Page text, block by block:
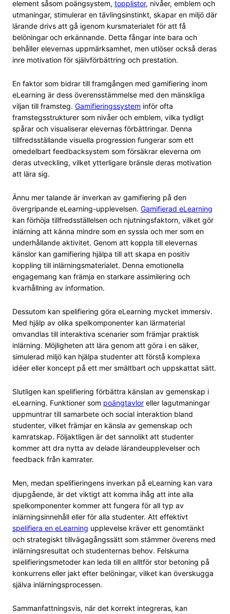
element såsom poängsystem, topplistor, nivåer, emblem och
utmaningar, stimulerar en tävlingsinstinkt, skapar en miljö där
lärande drivs att gå igenom kursmaterialet för att få
belöningar och erkännande. Detta fångar inte bara och
behåller elevernas uppmärksamhet, men utlöser också deras
inre motivation för självförbättring och prestation.
En faktor som bidrar till framgången med gamifiering inom
eLearning är dess överensstämmelse med den mänskliga
viljan till framsteg. Gamifieringssystem inför ofta
framstegsstrukturer som nivåer och emblem, vilka tydligt
spårar och visualiserar elevernas förbättringar. Denna
tillfredsställande visuella progression fungerar som ett
omedelbart feedbacksystem som försäkrar eleverna om
deras utveckling, vilket ytterligare bränsle deras motivation
att lära sig.
Ännu mer talande är inverkan av gamifiering på den
övergripande eLearning-upplevelsen. Gamifierad eLearning
kan förhöja tillfredsställelsen och njutningsfaktorn, vilket gör
inlärning att känna mindre som en syssla och mer som en
underhållande aktivitet. Genom att koppla till elevernas
känslor kan gamifiering hjälpa till att skapa en positiv
koppling till inlärningsmaterialet. Denna emotionella
engagemang kan främja en starkare assimilering och
kvarhållning av information.
Dessutom kan spelifiering göra eLearning mycket immersiv.
Med hjälp av olika spelkomponenter kan lärmaterial
omvandlas till interaktiva scenarier som främjar praktisk
inlärning. Möjligheten att lära genom att göra i en säker,
simulerad miljö kan hjälpa studenter att förstå komplexa
idéer eller koncept på ett mer smältbart och uppskattat sätt.
Slutligen kan spelifiering förbättra känslan av gemenskap i
eLearning. Funktioner som poängtavlor eller lagutmaningar
uppmuntrar till samarbete och social interaktion bland
studenter, vilket främjar en känsla av gemenskap och
kamratskap. Följaktligen är det sannolikt att studenter
kommer att dra nytta av delade lärandeupplevelser och
feedback från kamrater.
Men, medan spelifieringens inverkan på eLearning kan vara
djupgående, är det viktigt att komma ihåg att inte alla
spelkomponenter kommer att fungera för all typ av
inlärningsinnehåll eller för alla studenter. Att effektivt
spelifiera en eLearning upplevelse kräver ett genomtänkt
och strategiskt tillvägagångssätt som stämmer överens med
inlärningsresultat och studenternas behov. Felskurna
spelifieringsmetoder kan leda till en alltför stor betoning på
konkurrens eller jakt efter belöningar, vilket kan överskugga
själva inlärningsprocessen.
Sammanfattningsvis, när det korrekt integreras, kan